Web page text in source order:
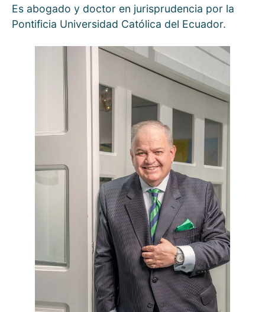
Es abogado y doctor en jurisprudencia por la
Pontificia Universidad Católica del Ecuador.